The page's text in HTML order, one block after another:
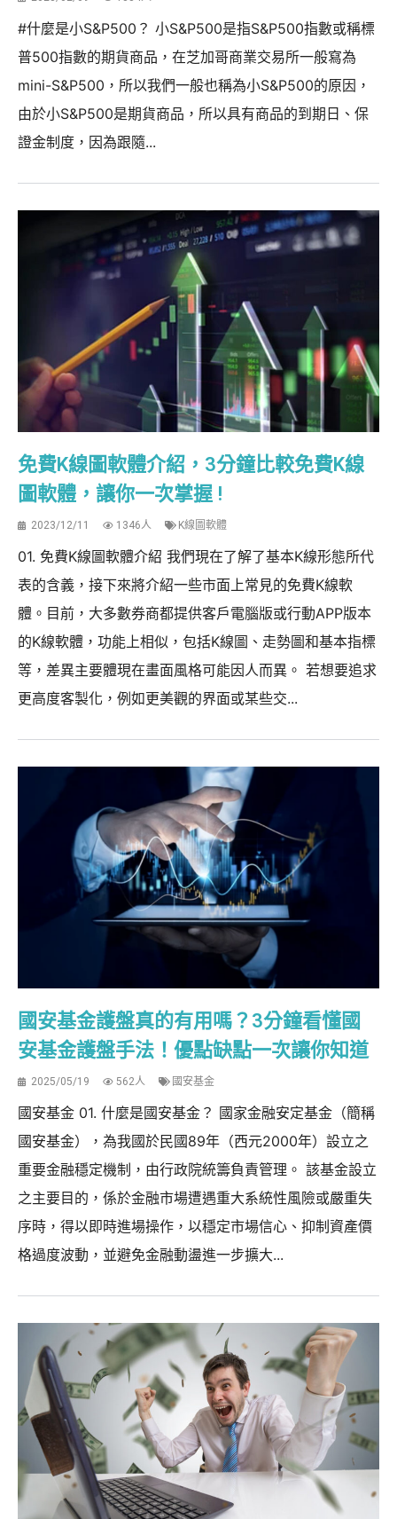
#什麼是小S&P500？ 小S&P500是指S&P500指數或稱標
普500指數的期貨商品，在芝加哥商業交易所一般寫為
mini-S&P500，所以我們一般也稱為小S&P500的原因，
由於小S&P500是期貨商品，所以具有商品的到期日、保
證金制度，因為跟隨...
免費K線圖軟體介紹，3分鐘比較免費K線
圖軟體，讓你一次掌握 !
2023/12/11 1346人 K線圖軟體
01. 免費K線圖軟體介紹 我們現在了解了基本K線形態所代
表的含義，接下來將介紹一些市面上常見的免費K線軟
體。目前，大多數券商都提供客戶電腦版或行動APP版本
的K線軟體，功能上相似，包括K線圖、走勢圖和基本指標
等，差異主要體現在畫面風格可能因人而異。 若想要追求
更高度客製化，例如更美觀的界面或某些交...
國安基金護盤真的有用嗎？3分鐘看懂國
安基金護盤手法！優點缺點一次讓你知道
2025/05/19 562人 國安基金
國安基金 01. 什麼是國安基金？ 國家金融安定基金（簡稱
國安基金），為我國於民國89年（西元2000年）設立之
重要金融穩定機制，由行政院統籌負責管理。 該基金設立
之主要目的，係於金融市場遭遇重大系統性風險或嚴重失
序時，得以即時進場操作，以穩定市場信心、抑制資產價
格過度波動，並避免金融動盪進一步擴大...